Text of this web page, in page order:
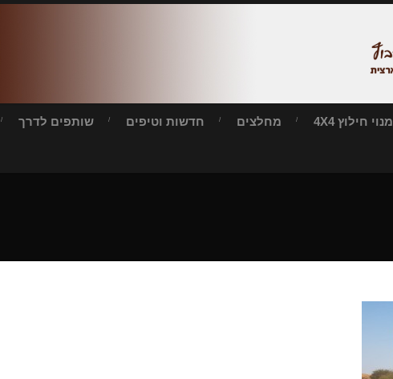
מנוי חילוץ 4X4 מחלצים חדשות וטיפים שותפים לדרך